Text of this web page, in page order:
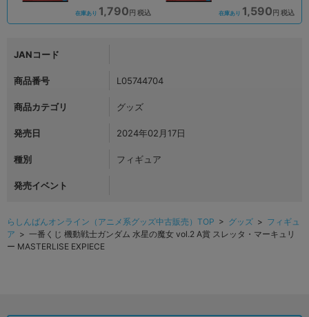
在庫あり 1,790円 税込 在庫あり 1,590円 税込
JANコード
商品番号 L05744704
商品カテゴリ グッズ
発売日 2024年02月17日
種別 フィギュア
発売イベント
らしんばんオンライン（アニメ系グッズ中古販売）TOP > グッズ > フィギュ
ア > 一番くじ 機動戦士ガンダム 水星の魔女 vol.2 A賞 スレッタ・マーキュリ
ー MASTERLISE EXPIECE